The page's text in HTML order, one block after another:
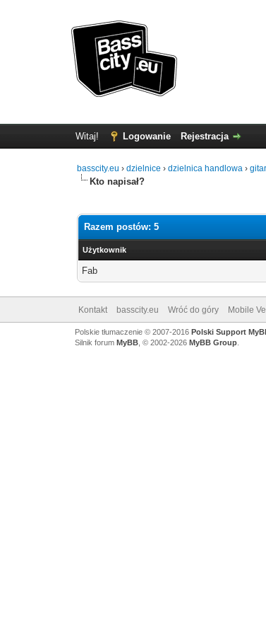
Witaj! Logowanie Rejestracja
basscity.eu ›dzielnice ›dzielnica handlowa ›
Kto napisał?
Razem postów: 5
Użytkownik
Fab
Kontakt basscity.eu Wróć do góry Mobile
Polskie tłumaczenie © 2007-2016 Polski Support
Silnik forum MyBB, © 2002-2026 MyBB Group.